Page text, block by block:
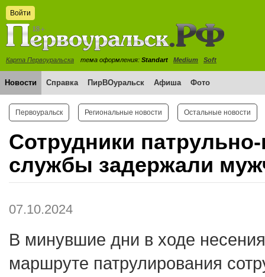
Войти
Карта Первоуральска тема оформления: Standart Medium Soft
Новости Справка ПирВОуральск Афиша Фото
Первоуральск Региональные новости Остальные новости
Сотрудники
службы задержали
07.10.2024
В минувшие дни в ходе
маршруте патрулирования